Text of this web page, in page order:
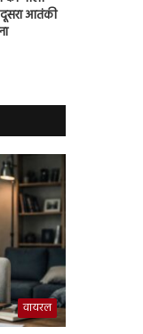
दूसरा आतंकी
वायरल